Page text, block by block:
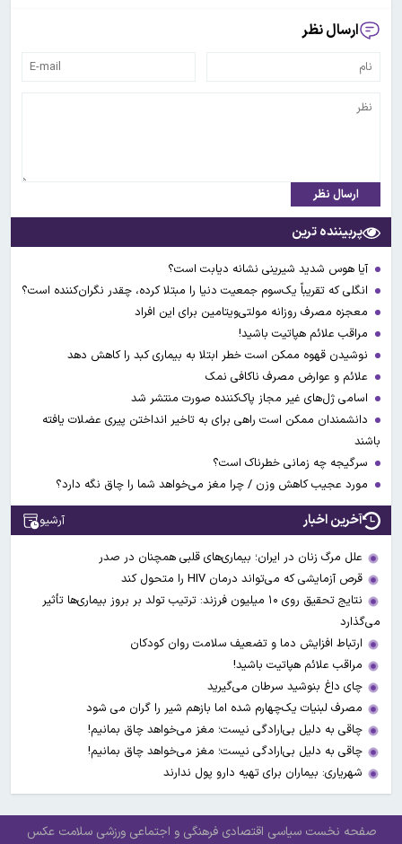
ارسال نظر
ارسال نظر
پربیننده ترین
آیا هوس شدید شیرینی نشانه دیابت است؟
انگلی که تقریباً یک‌سوم جمعیت دنیا را مبتلا کرده، چقدر نگران‌کننده است؟
معجزه مصرف روزانه مولتی‌ویتامین برای این افراد
مراقب علائم هپاتیت باشید!
نوشیدن قهوه ممکن است خطر ابتلا به بیماری کبد را کاهش دهد
علائم و عوارض مصرف ناکافی نمک
اسامی ژل‌های غیر مجاز پاک‌کننده صورت منتشر شد
دانشمندان ممکن است راهی برای به تاخیر انداختن پیری عضلات یافته
باشند
سرگیجه چه زمانی خطرناک است؟
مورد عجیب کاهش وزن / چرا مغز می‌خواهد شما را چاق نگه دارد؟
آخرین اخبار آرشیو
علل مرگ زنان در ایران؛ بیماری‌های قلبی همچنان در صدر
قرص آزمایشی که می‌تواند درمان HIV را متحول کند
نتایج تحقیق روی ۱۰ میلیون فرزند: ترتیب تولد بر بروز بیماری‌ها تأثیر
می‌گذارد
ارتباط افزایش دما و تضعیف سلامت روان کودکان
مراقب علائم هپاتیت باشید!
چای داغ بنوشید سرطان می‌گیرید
مصرف لبنیات یک‌چهارم شده اما بازهم شیر را گران می‌ شود
چاقی به دلیل بی‌ارادگی نیست؛ مغز می‌خواهد چاق بمانیم!
چاقی به دلیل بی‌ارادگی نیست؛ مغز می‌خواهد چاق بمانیم!
شهریاری: بیماران برای تهیه دارو پول ندارند
صفحه نخست سیاسی اقتصادی فرهنگی و اجتماعی ورزشی سلامت عکس